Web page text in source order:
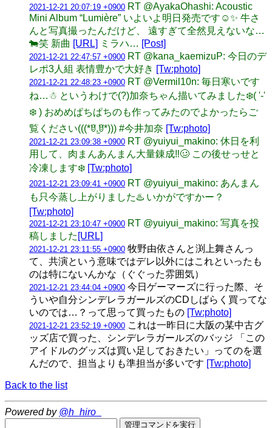
2021-12-21 20:07:19 +0900 RT @AyakaOhashi: Acoustic
Mini Album “Lumière” いよいよ明日発売です☺️✨ 牛さ
んと写真撮ったんだけど、 遠すぎて全然見えないな…
🐄笑 新曲 [URL] ミラハ… [Post]
2021-12-21 22:47:57 +0900 RT @kana_kaemizuP: 今日のデ
レポ3人組 表情豊かで大好き [Tw:photo]
2021-12-21 22:48:23 +0900 RT @Vermil10n: 毎日寒いです
ね…☃︎ というわけで(?)加奈ちゃん描いてみました❄️️( '-'
❄️️ ) おめめぱちぱちのも作ってみたのでよかったらご
覧ください(((*ꆤ.̫ꆤ*))) #今井加奈 [Tw:photo]
2021-12-21 23:09:38 +0900 RT @yuiyui_makino: 休日を利
用して、肉まんあんまん大量錬成‼️🥴 この後せっせと
冷凍します❄️ [Tw:photo]
2021-12-21 23:09:41 +0900 RT @yuiyui_makino: あんまん
も只今蒸し上がりました♨️ いかがですかー？
[Tw:photo]
2021-12-21 23:10:47 +0900 RT @yuiyui_makino: 写真を投
稿しました [URL]
2021-12-21 23:11:55 +0900 牧野由依さんと渕上舞さんっ
て、共演という意味ではデレ以外にはこれといったも
のは特にないんかな（ぐぐった雰囲気）
2021-12-21 23:44:04 +0900 今日ゲーマーズに行った際、そ
ういや自分シンデレラガールズのCDしばらく買ってな
いのでは…？って思って買ったもの [Tw:photo]
2021-12-21 23:52:19 +0900 これは一昨日に大阪の某中古グ
ッズ店で買った、シンデレラガールズのバッジ 「この
アイドルのグッズは買い足しておきたい」ってのを選
んだので、担当よりも準担当が多いです [Tw:photo]
Back to the list
Powered by @h_hiro_